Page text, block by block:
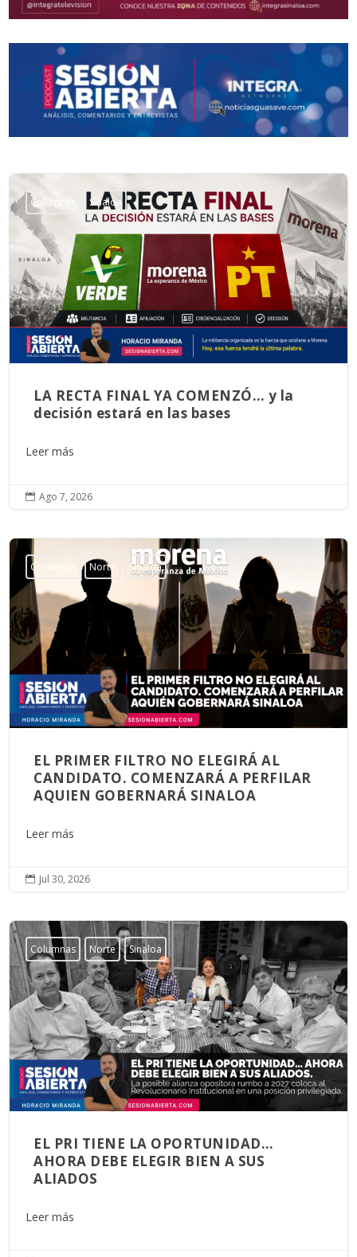
Columnas Sinaloa
LA RECTA FINAL YA COMENZÓ… y la
decisión estará en las bases
Leer más
 Ago 7, 2026
Columnas Norte Sinaloa
EL PRIMER FILTRO NO ELEGIRÁ AL
CANDIDATO. COMENZARÁ A PERFILAR
AQUIEN GOBERNARÁ SINALOA
Leer más
 Jul 30, 2026
Columnas Norte Sinaloa
EL PRI TIENE LA OPORTUNIDAD…
AHORA DEBE ELEGIR BIEN A SUS
ALIADOS
Leer más